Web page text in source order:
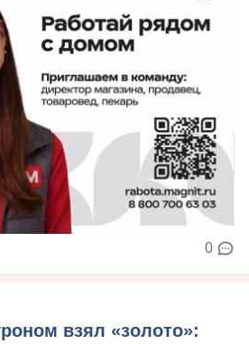
0
взял «золото»: